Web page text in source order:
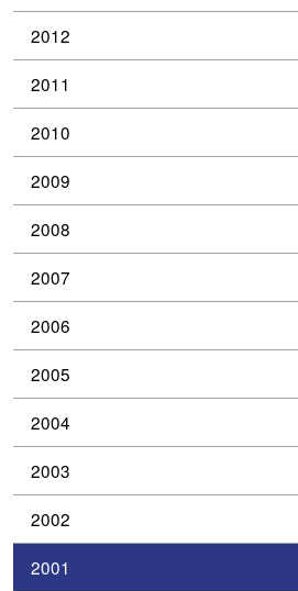
2012
2011
2010
2009
2008
2007
2006
2005
2004
2003
2002
2001